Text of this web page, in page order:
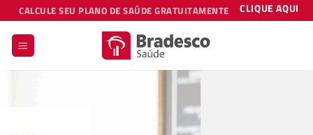
Skip
to
content
CALCULE SEU PLANO DE SAÚDE GRATUITAMENTE CLIQUE AQUI